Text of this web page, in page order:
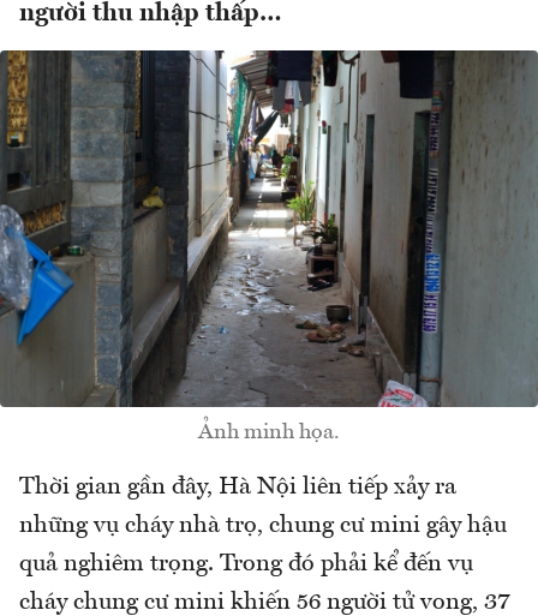
người thu nhập thấp…
Ảnh minh họa.
Thời gian gần đây, Hà Nội liên tiếp xảy ra
những vụ cháy nhà trọ, chung cư mini gây hậu
quả nghiêm trọng. Trong đó phải kể đến vụ
cháy chung cư mini khiến 56 người tử vong, 37